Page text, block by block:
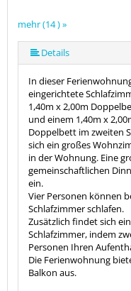
mehr (14 ) »
mehr (14 ) »
mehr (14 ) »
mehr (14 ) »
mehr (14 ) »
mehr (14 ) »
mehr (14 ) »
mehr (14 ) »
mehr (14 ) »
mehr (14 ) »
mehr (14 ) »
Details
In dieser
eingerichtete
1,40m x 2,00m
und einem 1,40m x
Doppelbett im zweiten
sich ein großes
in der Wohnung. Eine
gemeinschaftlichen
ein.
Vier Personen können
Schlafzimmer schlafen.
Zusätzlich findet sich
Schlafzimmer, indem
Personen Ihren
Die Ferienwohnung
Balkon aus.